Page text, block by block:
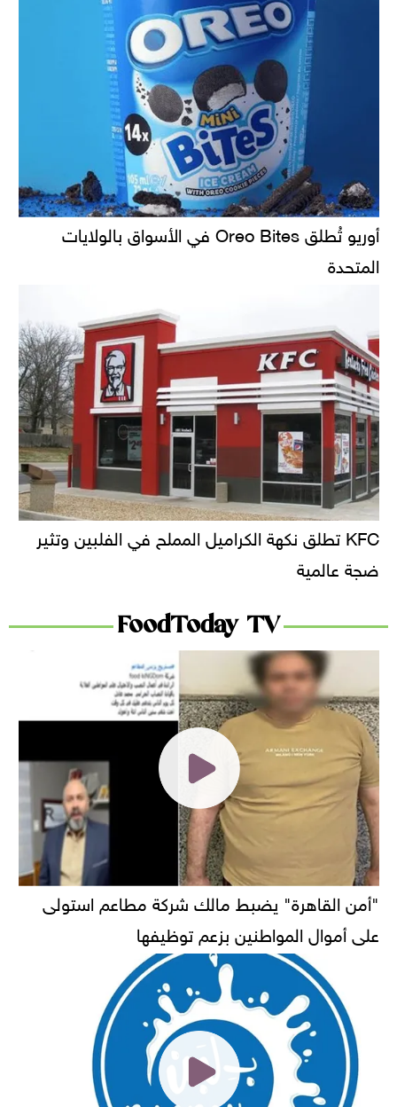
أوريو تُطلق Oreo Bites في الأسواق بالولايات
المتحدة
KFC تطلق نكهة الكراميل المملح في الفلبين وتثير
ضجة عالمية
FoodToday TV
"أمن القاهرة" يضبط مالك شركة مطاعم استولى
على أموال المواطنين بزعم توظيفها